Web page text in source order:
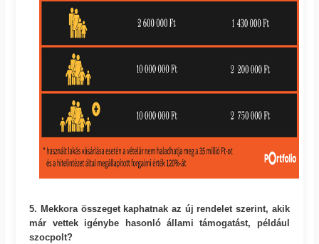
5. Mekkora összeget kaphatnak az új rendelet szerint, akik
már vettek igénybe hasonló állami támogatást, például
szocpolt?